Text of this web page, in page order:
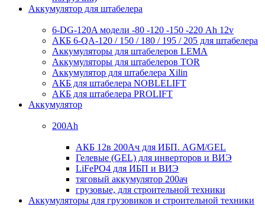
Аккумулятор для штабелера
6-DG-120A модели -80 -120 -150 -220 Ah 12v
АКБ 6-QA-120 / 150 / 180 / 195 / 205 для штабелера
Аккумуляторы для штабелеров LEMA
Аккумуляторы для штабелеров TOR
Аккумулятор для штабелера Xilin
АКБ для штабелера NOBLELIFT
АКБ для штабелера PROLIFT
Аккумулятор
200Ah
АКБ 12в 200Ач для ИБП. AGM/GEL
Гелевые (GEL) для инверторов и ВИЭ
LiFePO4 для ИБП и ВИЭ
тяговый аккумулятор 200ач
грузовые, для строительной техники
Аккумуляторы для грузовиков и строительной техники